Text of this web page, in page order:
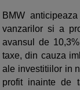
BMW
vanzarilor si a
avansul de
taxe, din cauza
ale investitiilor in
profit inainte de